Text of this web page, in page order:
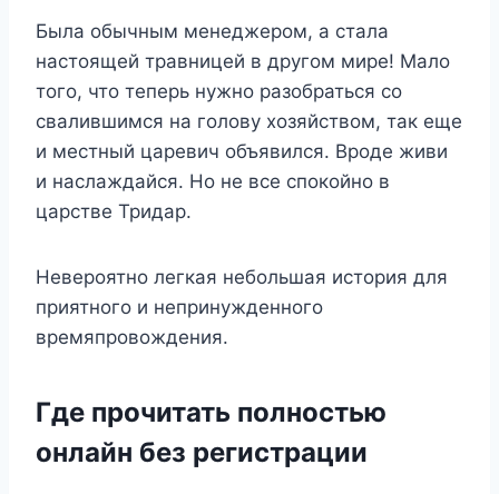
Была обычным менеджером, а стала
настоящей травницей в другом мире! Мало
того, что теперь нужно разобраться со
свалившимся на голову хозяйством, так еще
и местный царевич объявился. Вроде живи
и наслаждайся. Но не все спокойно в
царстве Тридар.
Невероятно легкая небольшая история для
приятного и непринужденного
времяпровождения.
Где прочитать полностью
онлайн без регистрации